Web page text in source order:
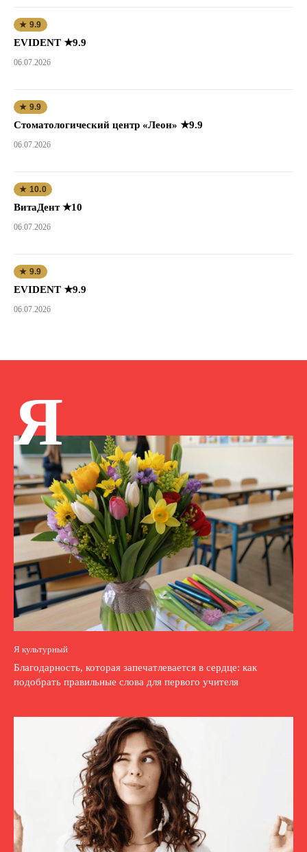
★ 9.9
EVIDENT ★9.9
06.07.2026
★ 9.9
Стоматологический центр «Леон» ★9.9
06.07.2026
★ 10.0
ВитаДент ★10
06.07.2026
★ 9.9
EVIDENT ★9.9
06.07.2026
Я
Я культурный
Благодарность, которая запечатлевается в сердце: как
подобрать правильные слова для первого учителя